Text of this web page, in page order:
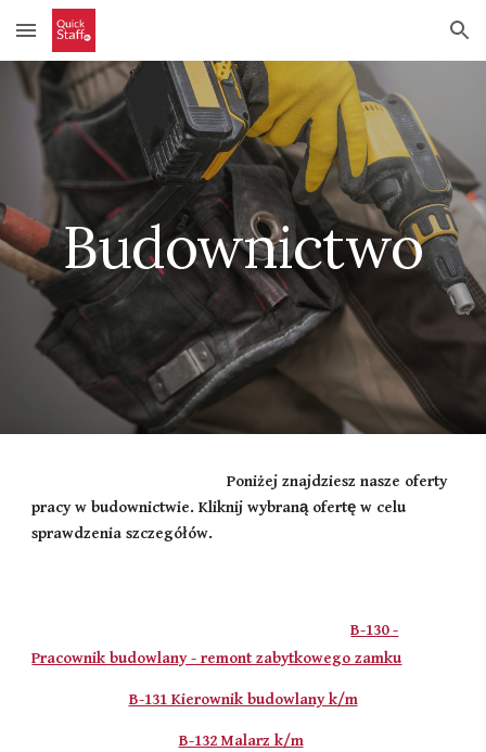
Skip to main content Skip to navigation
Budownictwo
Poniżej znajdziesz nasze oferty
pracy w budownictwie. Kliknij wybraną ofertę w celu
sprawdzenia szczegółów.
B-130 -
Pracownik budowlany - remont zabytkowego zamku
B-131 Kierownik budowlany k/m
B-132 Malarz k/m